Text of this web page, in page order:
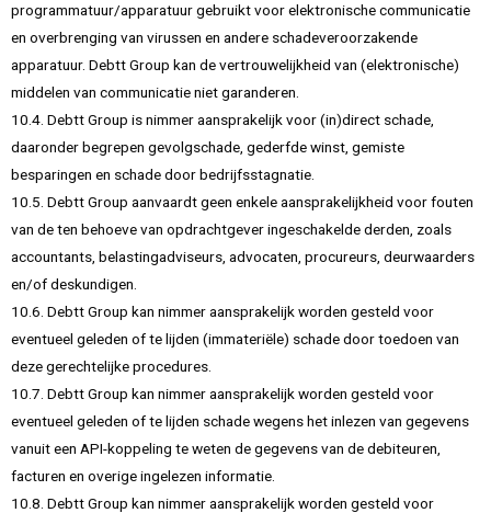
programmatuur/apparatuur gebruikt voor elektronische communicatie
en overbrenging van virussen en andere schadeveroorzakende
apparatuur. Debtt Group kan de vertrouwelijkheid van (elektronische)
middelen van communicatie niet garanderen.
10.4. Debtt Group is nimmer aansprakelijk voor (in)direct schade,
daaronder begrepen gevolgschade, gederfde winst, gemiste
besparingen en schade door bedrijfsstagnatie.
10.5. Debtt Group aanvaardt geen enkele aansprakelijkheid voor fouten
van de ten behoeve van opdrachtgever ingeschakelde derden, zoals
accountants, belastingadviseurs, advocaten, procureurs, deurwaarders
en/of deskundigen.
10.6. Debtt Group kan nimmer aansprakelijk worden gesteld voor
eventueel geleden of te lijden (immateriële) schade door toedoen van
deze gerechtelijke procedures.
10.7. Debtt Group kan nimmer aansprakelijk worden gesteld voor
eventueel geleden of te lijden schade wegens het inlezen van gegevens
vanuit een API-koppeling te weten de gegevens van de debiteuren,
facturen en overige ingelezen informatie.
10.8. Debtt Group kan nimmer aansprakelijk worden gesteld voor